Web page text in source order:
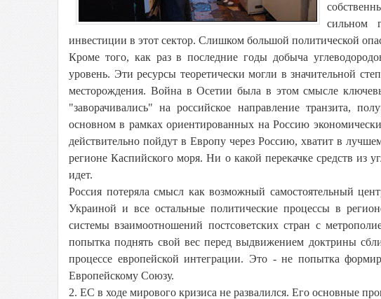
сильном
инвестиции в этот сектор. Слишком большой политической
Кроме того, как раз в последние годы добыча
уровень. Эти ресурсы теоретически могли в значительной
месторождения. Война в Осетии была в этом смысле
"заворачивались" на российское направление транзита,
основном в рамках ориентированных на Россию
действительно пойдут в Европу через Россию, хватит в
регионе Каспийского моря. Ни о какой перекачке средств из
идет.
Россия потеряла смысл как возможный самостоятельный
Украиной и все остальные политические процессы в
системы взаимоотношений постсоветских стран с
попытка поднять свой вес перед выдвижением доктрины
процессе европейской интеграции. Это - не попытка
Европейскому Союзу.
2. ЕС в ходе мирового кризиса не развалился. Его основные